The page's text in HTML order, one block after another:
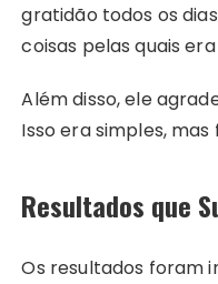
gratidão todos os
coisas pelas quais
Além disso, ele
Isso era simples,
Resultados que
Os resultados foram